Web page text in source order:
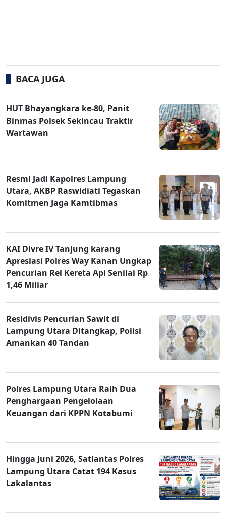
BACA JUGA
HUT Bhayangkara ke-80, Panit
Binmas Polsek Sekincau Traktir
Wartawan
Resmi Jadi Kapolres Lampung
Utara, AKBP Raswidiati Tegaskan
Komitmen Jaga Kamtibmas
KAI Divre IV Tanjung karang
Apresiasi Polres Way Kanan Ungkap
Pencurian Rel Kereta Api Senilai Rp
1,46 Miliar
Residivis Pencurian Sawit di
Lampung Utara Ditangkap, Polisi
Amankan 40 Tandan
Polres Lampung Utara Raih Dua
Penghargaan Pengelolaan
Keuangan dari KPPN Kotabumi
Hingga Juni 2026, Satlantas Polres
Lampung Utara Catat 194 Kasus
Lakalantas